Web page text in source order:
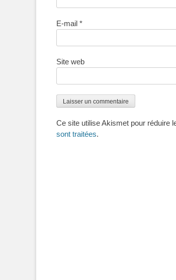
E-mail *
Site web
Ce site utilise Akismet pour réduire
sont traitées.